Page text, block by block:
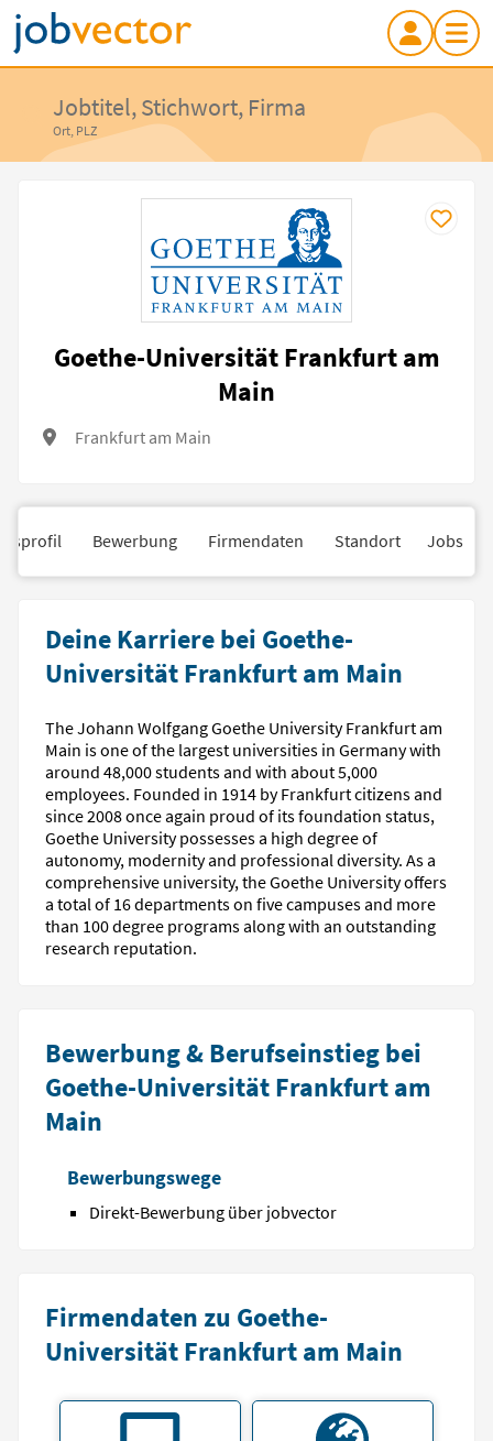
Jobtitel, Stichwort, Firma
Ort, PLZ
Goethe-Universität Frankfurt am
Main
Frankfurt am Main
Bewerbung Firmendaten Standort Jobs
Deine Karriere bei Goethe-
Universität Frankfurt am Main
The Johann Wolfgang Goethe University Frankfurt am
Main is one of the largest universities in Germany with
around 48,000 students and with about 5,000
employees. Founded in 1914 by Frankfurt citizens and
since 2008 once again proud of its foundation status,
Goethe University possesses a high degree of
autonomy, modernity and professional diversity. As a
comprehensive university, the Goethe University offers
a total of 16 departments on five campuses and more
than 100 degree programs along with an outstanding
research reputation.
Bewerbung & Berufseinstieg bei
Goethe-Universität Frankfurt am
Main
Bewerbungswege
Direkt-Bewerbung über jobvector
Firmendaten zu Goethe-
Universität Frankfurt am Main